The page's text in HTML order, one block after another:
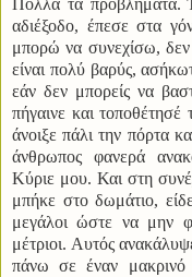
Πολλά τα προβλήματα.
αδιέξοδο, έπεσε στα
μπορώ να συνεχίσω,
είναι πολύ βαρύς,
εάν δεν μπορείς να
πήγαινε και
άνοιξε πάλι την πόρτα
άνθρωπος φανερά
Κύριε μου. Και στη
μπήκε στο δωμάτιο,
μεγάλοι ώστε να μην
μέτριοι. Αυτός
πάνω σε έναν